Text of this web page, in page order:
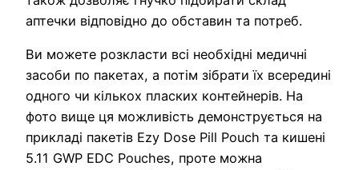
аптечки відповідно до обставин та потреб.
Ви можете розкласти всі необхідні медичні
засоби по пакетах, а потім зібрати їх всередині
одного чи кількох пласких контейнерів. На
фото вище ця можливість демонструється на
прикладі пакетів Ezy Dose Pill Pouch та кишені
5.11 GWP EDC Pouches, проте можна